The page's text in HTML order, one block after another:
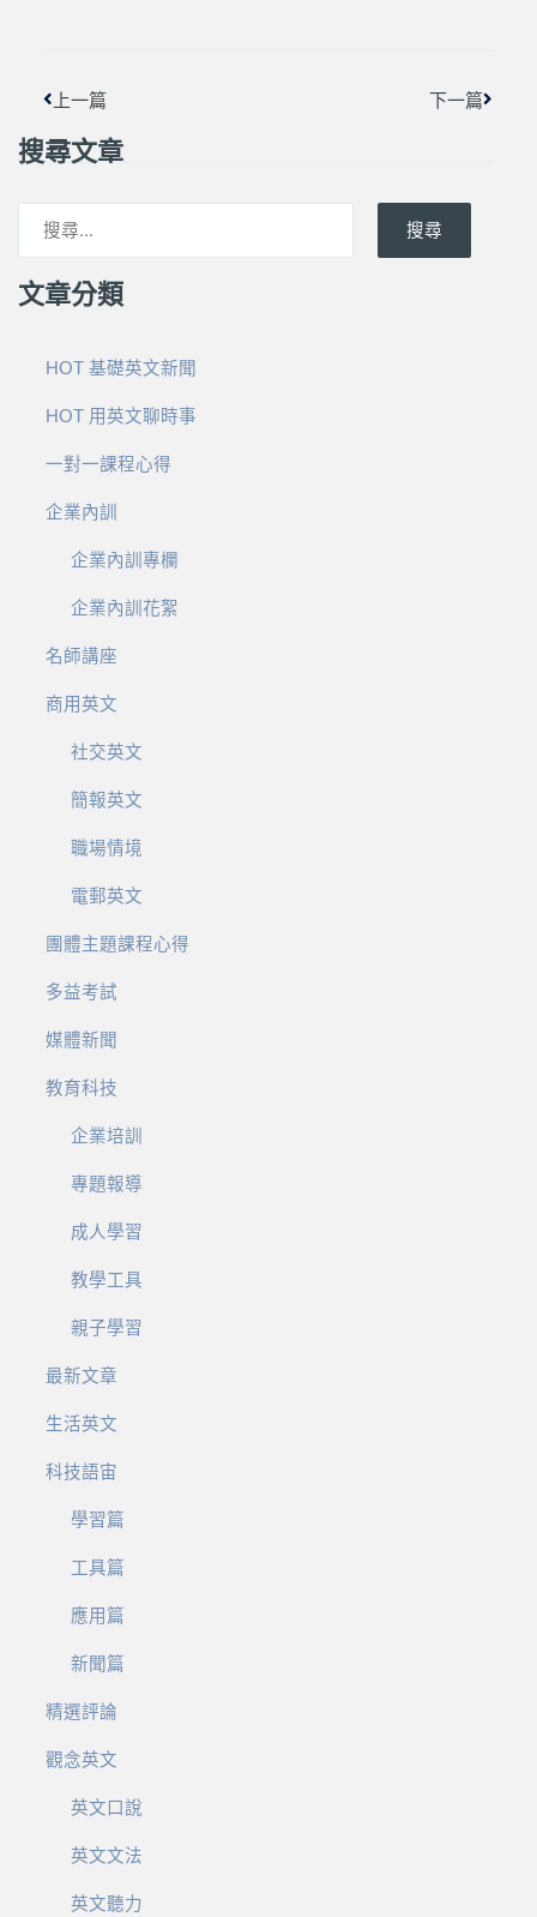
上一篇 下一篇
搜尋文章
搜尋
文章分類
HOT 基礎英文新聞
HOT 用英文聊時事
一對一課程心得
企業內訓
企業內訓專欄
企業內訓花絮
名師講座
商用英文
社交英文
簡報英文
職場情境
電郵英文
團體主題課程心得
多益考試
媒體新聞
教育科技
企業培訓
專題報導
成人學習
教學工具
親子學習
最新文章
生活英文
科技語宙
學習篇
工具篇
應用篇
新聞篇
精選評論
觀念英文
英文口說
英文文法
英文聽力